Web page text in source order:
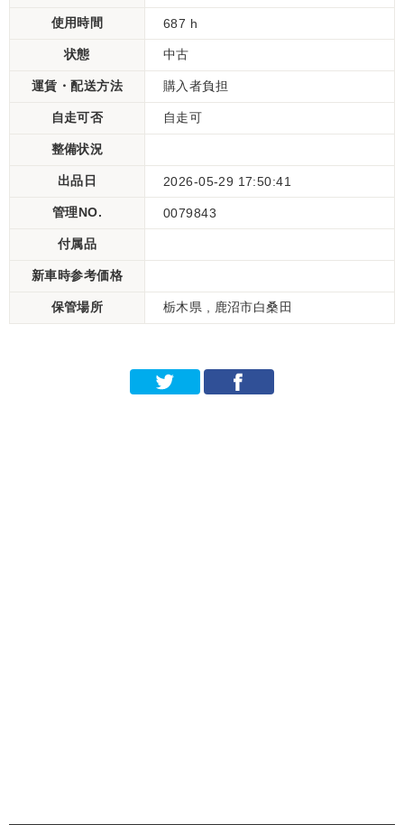
使用時間 687 h
状態 中古
運賃・配送方法 購入者負担
自走可否 自走可
整備状況
出品日 2026-05-29 17:50:41
管理NO. 0079843
付属品
新車時参考価格
保管場所 栃木県 , 鹿沼市白桑田